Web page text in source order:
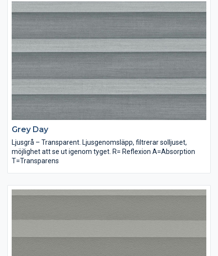
Grey Day
Ljusgrå – Transparent. Ljusgenomsläpp, filtrerar solljuset,
möjlighet att se ut igenom tyget. R= Reflexion A=Absorption
T=Transparens